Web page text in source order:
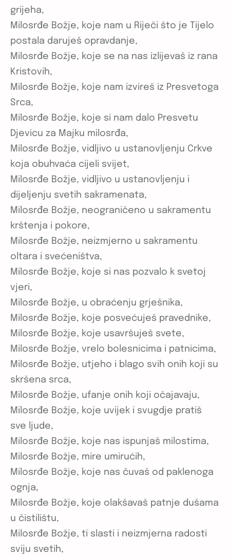
grijeha,
Milosrđe Božje, koje nam u Riječi što je Tijelo
postala daruješ opravdanje,
Milosrđe Božje, koje se na nas izlijevaš iz rana
Kristovih,
Milosrđe Božje, koje nam izvireš iz Presvetoga
Srca,
Milosrđe Božje, koje si nam dalo Presvetu
Djevicu za Majku milosrđa,
Milosrđe Božje, vidljivo u ustanovljenju Crkve
koja obuhvaća cijeli svijet,
Milosrđe Božje, vidljivo u ustanovljenju i
dijeljenju svetih sakramenata,
Milosrđe Božje, neograničeno u sakramentu
krštenja i pokore,
Milosrđe Božje, neizmjerno u sakramentu
oltara i svećeništva,
Milosrđe Božje, koje si nas pozvalo k svetoj
vjeri,
Milosrđe Božje, u obraćenju grješnika,
Milosrđe Božje, koje posvećuješ pravednike,
Milosrđe Božje, koje usavršuješ svete,
Milosrđe Božje, vrelo bolesnicima i patnicima,
Milosrđe Božje, utjeho i blago svih onih koji su
skršena srca,
Milosrđe Božje, ufanje onih koji očajavaju,
Milosrđe Božje, koje uvijek i svugdje pratiš
sve ljude,
Milosrđe Božje, koje nas ispunjaš milostima,
Milosrđe Božje, mire umirućih,
Milosrđe Božje, koje nas čuvaš od paklenoga
ognja,
Milosrđe Božje, koje olakšavaš patnje dušama
u čistilištu,
Milosrđe Božje, ti slasti i neizmjerna radosti
sviju svetih,